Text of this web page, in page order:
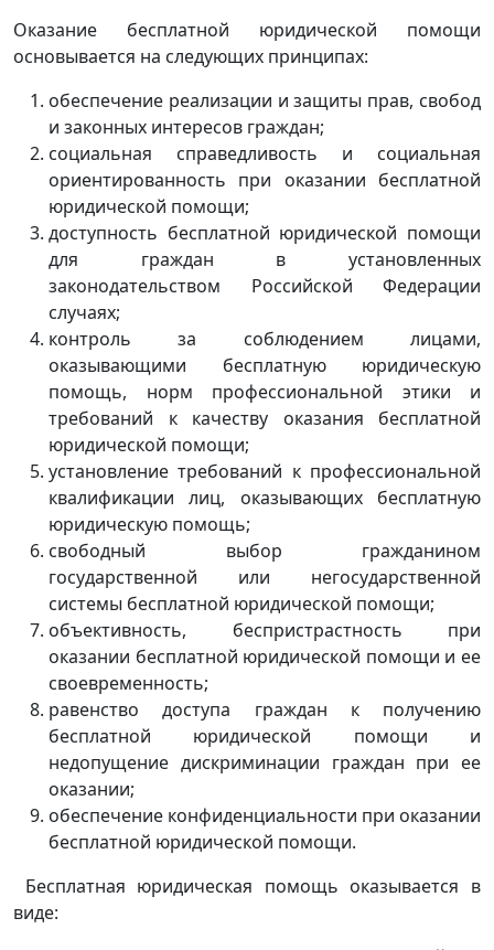
Оказание бесплатной юридической помощи
основывается на следующих принципах:
обеспечение реализации и защиты прав, свобод
и законных интересов граждан;
социальная справедливость и социальная
ориентированность при оказании бесплатной
юридической помощи;
доступность бесплатной юридической помощи
для граждан в установленных
законодательством Российской Федерации
случаях;
контроль за соблюдением лицами,
оказывающими бесплатную юридическую
помощь, норм профессиональной этики и
требований к качеству оказания бесплатной
юридической помощи;
установление требований к профессиональной
квалификации лиц, оказывающих бесплатную
юридическую помощь;
свободный выбор гражданином
государственной или негосударственной
системы бесплатной юридической помощи;
объективность, беспристрастность при
оказании бесплатной юридической помощи и ее
своевременность;
равенство доступа граждан к получению
бесплатной юридической помощи и
недопущение дискриминации граждан при ее
оказании;
обеспечение конфиденциальности при оказании
бесплатной юридической помощи.
Бесплатная юридическая помощь оказывается в
виде: